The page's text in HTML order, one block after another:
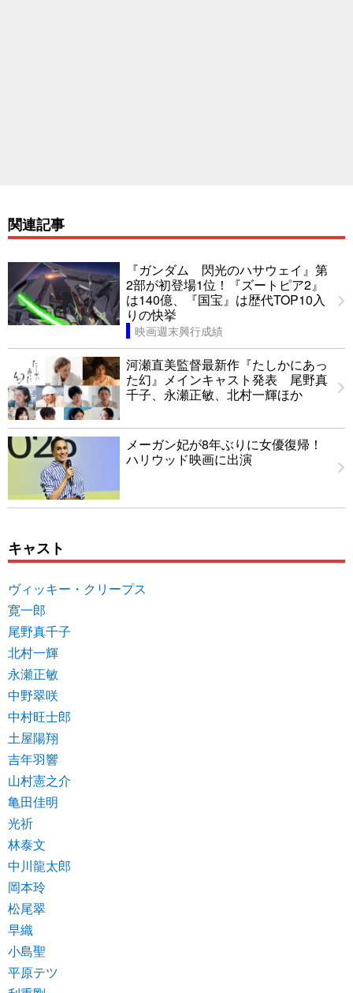
関連記事
『ガンダム 閃光のハサウェイ』第
2部が初登場1位！『ズートピア2』
は140億、『国宝』は歴代TOP10入
りの快挙
映画週末興行成績
河瀬直美監督最新作『たしかにあっ
た幻』メインキャスト発表 尾野真
千子、永瀬正敏、北村一輝ほか
メーガン妃が8年ぶりに女優復帰！
ハリウッド映画に出演
キャスト
ヴィッキー・クリープス
寛一郎
尾野真千子
北村一輝
永瀬正敏
中野翠咲
中村旺士郎
土屋陽翔
吉年羽響
山村憲之介
亀田佳明
光祈
林泰文
中川龍太郎
岡本玲
松尾翠
早織
小島聖
平原テツ